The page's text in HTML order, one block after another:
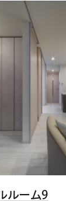
ルーム9